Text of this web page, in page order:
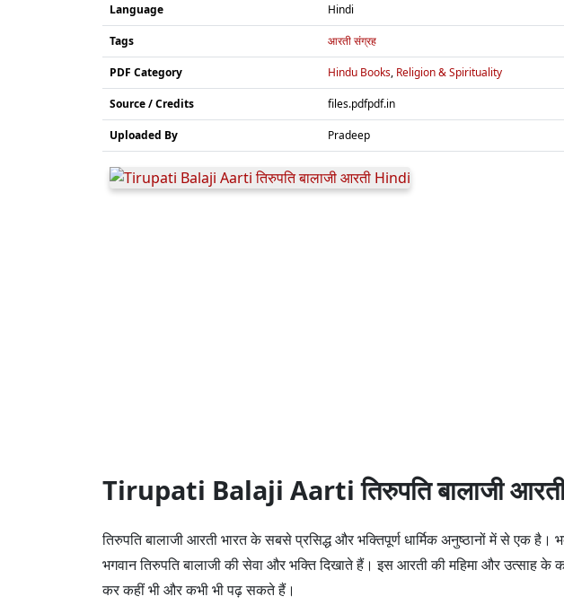
Language Hindi
Tags आरती संग्रह
PDF Category Hindu Books, Religion & Spirituality
Source / Credits files.pdfpdf.in
Uploaded By Pradeep
Tirupati Balaji Aarti तिरुपति बालाजी
तिरुपति बालाजी आरती भारत के सबसे प्रसिद्ध और भक्तिपूर्ण धार्मिक अनुष्ठानों में से एक
भगवान तिरुपति बालाजी की सेवा और भक्ति दिखाते हैं। इस आरती की महिमा और उत्साह
कर कहीं भी और कभी भी पढ़ सकते हैं।